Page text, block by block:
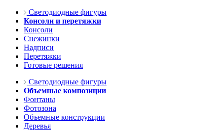
Светодиодные фигуры
Консоли и перетяжки
Консоли
Снежинки
Надписи
Перетяжки
Готовые решения
Светодиодные фигуры
Объемные композиции
Фонтаны
Фотозона
Объемные конструкции
Деревья